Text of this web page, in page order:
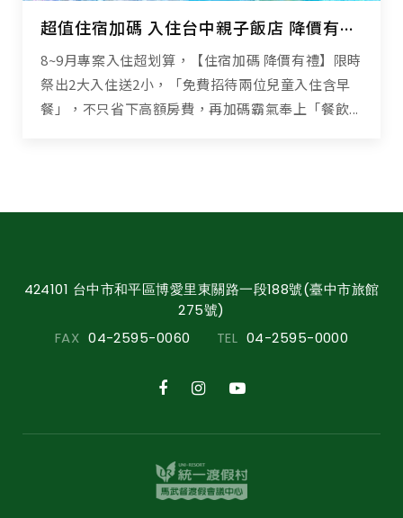
超值住宿加碼 入住台中親子飯店 降價有禮高CP享受
8~9月專案入住超划算，【住宿加碼 降價有禮】限時
祭出2大入住送2小，「免費招待兩位兒童入住含早
餐」，不只省下高額房費，再加碼霸氣奉上「餐飲...
424101 台中市和平區博愛里東關路一段188號(臺中市旅館
275號)
FAX 04-2595-0060 TEL 04-2595-0000